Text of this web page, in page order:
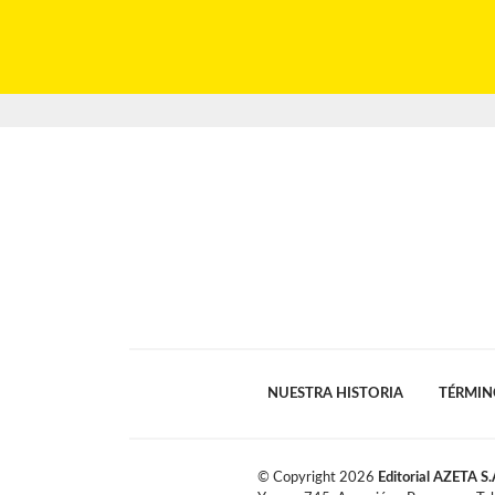
NUESTRA HISTORIA
© Copyright 2026 Editorial AZETA